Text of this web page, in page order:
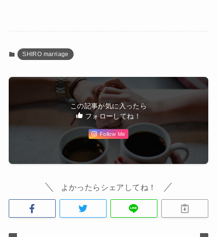
SHIRO marriage
この記事が気に入ったら
フォローしてね！
Follow Me
よかったらシェアしてね！